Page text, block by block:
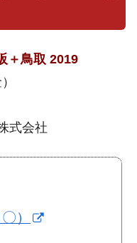
＋鳥取 2019
式会社
）